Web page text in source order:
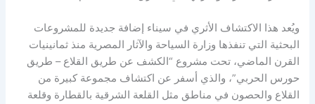
ويُعد هذا الاكتشاف الأثري في سيناء إضافة جديدة للمشروعات
البحثية التي تنفذها وزارة السياحة والآثار المصرية منذ ثمانينيات
القرن الماضي، تحت مشروع “الكشف عن طريق القلاع – طريق
حورس الحربي”، والذي أسفر عن اكتشاف مجموعة كبيرة من
القلاع والحصون في مناطق مثل القلعة الشرقية بالقطارة وقلعة